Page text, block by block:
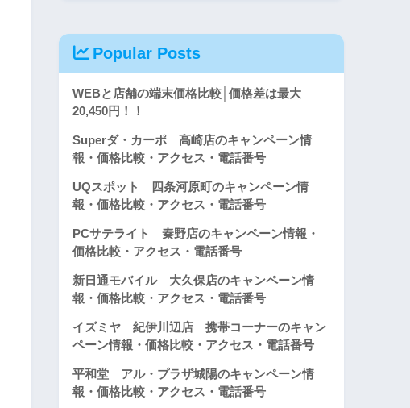
Popular Posts
WEBと店舗の端末価格比較│価格差は最大
20,450円！！
Superダ・カーポ 高崎店のキャンペーン情
報・価格比較・アクセス・電話番号
UQスポット 四条河原町のキャンペーン情
報・価格比較・アクセス・電話番号
PCサテライト 秦野店のキャンペーン情報・
価格比較・アクセス・電話番号
新日通モバイル 大久保店のキャンペーン情
報・価格比較・アクセス・電話番号
イズミヤ 紀伊川辺店 携帯コーナーのキャン
ペーン情報・価格比較・アクセス・電話番号
平和堂 アル・プラザ城陽のキャンペーン情
報・価格比較・アクセス・電話番号